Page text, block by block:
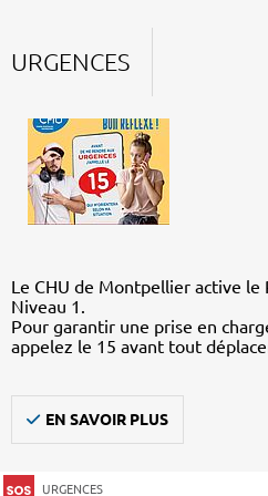
URGENCES
Le CHU de Montpellier active le
Niveau 1.
Pour garantir une prise en
appelez le 15 avant tout
EN SAVOIR PLUS
URGENCES